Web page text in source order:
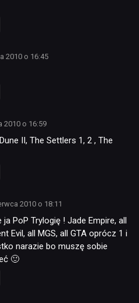
2010 o 16:45
2010 o 16:59
II, The Settlers 1, 2 , The
2010 o 18:11
ja PoP Trylogię ! Jade Empire, all
Evil, all MGS, all GTA oprócz 1 i
narazie bo muszę sobie
🙂